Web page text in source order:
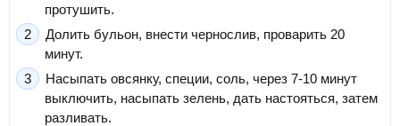
протушить.
Долить бульон, внести чернослив, проварить 20
минут.
Насыпать овсянку, специи, соль, через 7-10 минут
выключить, насыпать зелень, дать настояться, затем
разливать.